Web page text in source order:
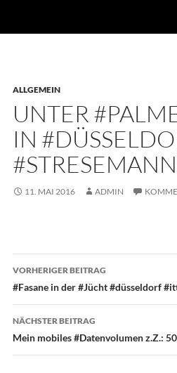
ALLGEMEIN
UNTER
IN
11. MAI 2016 ADMIN
Beitragsnavigation
VORHERIGER BEITRAG
#Fasane in der #Jücht #düsseldorf
NÄCHSTER BEITRAG
Mein mobiles #Datenvolumen z.Z.: